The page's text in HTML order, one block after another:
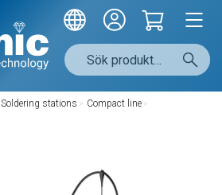
Soldering stations / Compact line /